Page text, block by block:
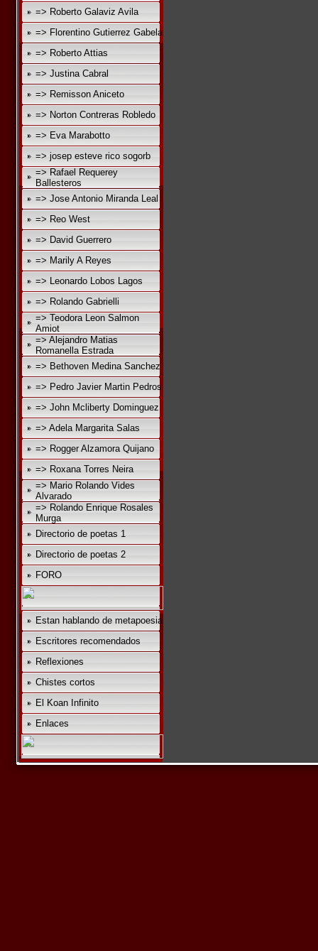
=> Roberto Galaviz Avila
=> Florentino Gutierrez Gabela
=> Roberto Attias
=> Justina Cabral
=> Remisson Aniceto
=> Norton Contreras Robledo
=> Eva Marabotto
=> josep esteve rico sogorb
=> Rafael Requerey
Ballesteros
=> Jose Antonio Miranda Leal
=> Reo West
=> David Guerrero
=> Marily A Reyes
=> Leonardo Lobos Lagos
=> Rolando Gabrielli
=> Teodora Leon Salmon
Amiot
=> Alejandro Matias
Romanella Estrada
=> Bethoven Medina Sanchez
=> Pedro Javier Martin Pedros
=> John Mcliberty Dominguez
=> Adela Margarita Salas
=> Rogger Alzamora Quijano
=> Roxana Torres Neira
=> Mario Rolando Vides
Alvarado
=> Rolando Enrique Rosales
Murga
Directorio de poetas 1
Directorio de poetas 2
FORO
Estan hablando de metapoesia
Escritores recomendados
Reflexiones
Chistes cortos
El Koan Infinito
Enlaces